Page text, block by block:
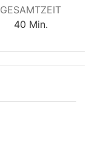
GESAMTZEIT
40Minuten
Min.